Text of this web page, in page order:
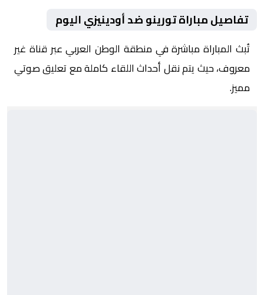
تفاصيل مباراة تورينو ضد أودينيزي اليوم
تُبث المباراة مباشرة في منطقة الوطن العربي عبر قناة غير
معروف، حيث يتم نقل أحداث اللقاء كاملة مع تعليق صوتي
مميز.